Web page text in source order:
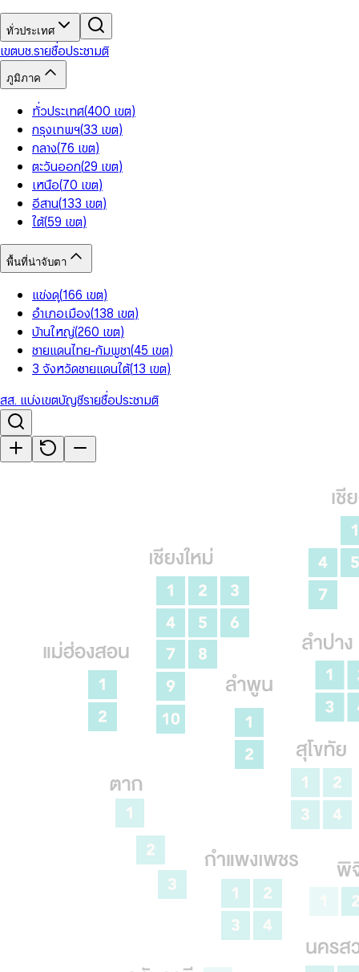
ทั่วประเทศ
เขตบช.รายชื่อประชามติ
ภูมิภาค
ทั่วประเทศ(400 เขต)
กรุงเทพฯ(33 เขต)
กลาง(76 เขต)
ตะวันออก(29 เขต)
เหนือ(70 เขต)
อีสาน(133 เขต)
ใต้(59 เขต)
พื้นที่น่าจับตา
แข่งดุ(166 เขต)
อำเภอเมือง(138 เขต)
บ้านใหญ่(260 เขต)
ชายแดนไทย-กัมพูชา(45 เขต)
3 จังหวัดชายแดนใต้(13 เขต)
สส. แบ่งเขตบัญชีรายชื่อประชามติ